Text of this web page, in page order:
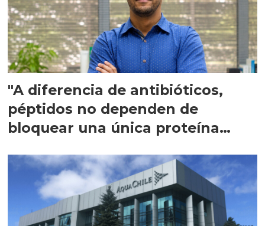
"A diferencia de antibióticos,
péptidos no dependen de
bloquear una única proteína